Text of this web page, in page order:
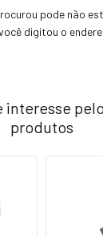
pode não
digitou o
interesse
produtos